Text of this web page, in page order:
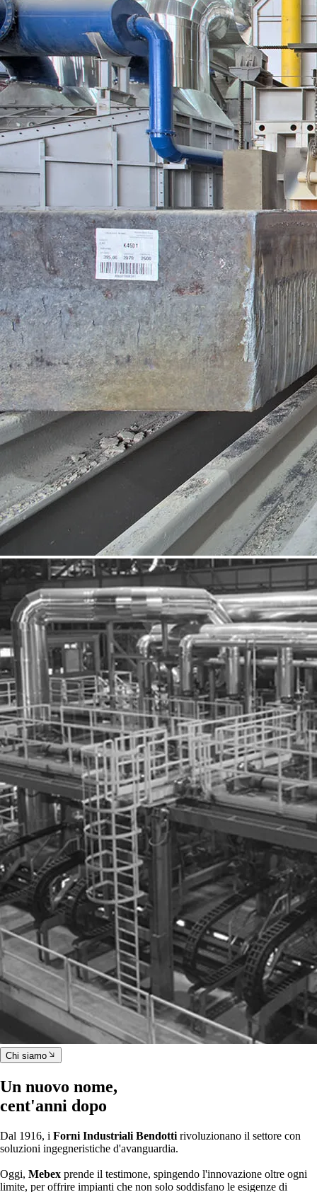
Chi siamo
Un nuovo nome,
cent'anni dopo
Dal 1916, i Forni Industriali Bendotti rivoluzionano il settore con
soluzioni ingegneristiche d'avanguardia.
Oggi, Mebex prende il testimone, spingendo l'innovazione oltre ogni
limite, per offrire impianti che non solo soddisfano le esigenze di